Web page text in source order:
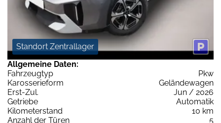
Standort Zentrallager
Allgemeine Daten:
Fahrzeugtyp
Pkw
Karosserieform
Geländewagen
Erst-Zul.
Jun / 2026
Getriebe
Automatik
Kilometerstand
10 km
Anzahl der Türen
5